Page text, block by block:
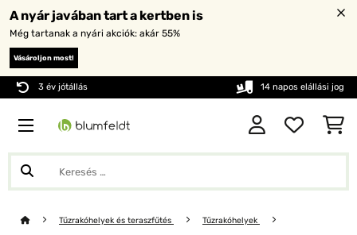
A nyár javában tart a kertben is
Még tartanak a nyári akciók: akár 55%
Vásároljon most!
3 év jótállás 14 napos elállási jog
Tűzrakóhelyek és teraszfűtés Tűzrakóhelyek